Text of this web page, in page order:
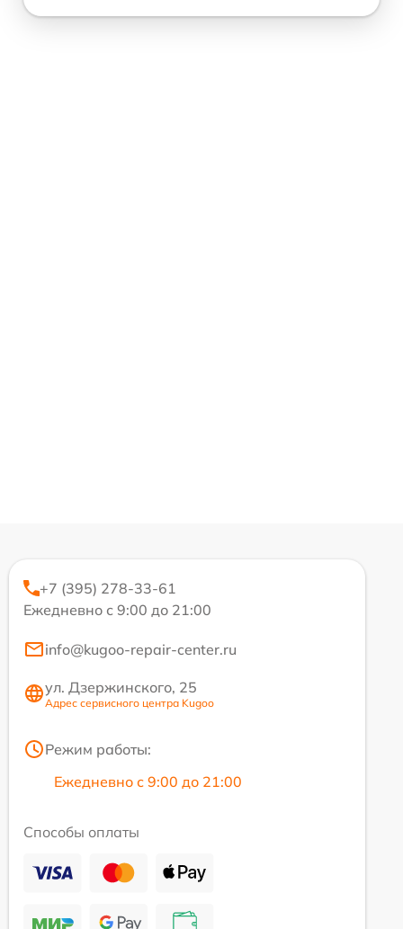
+7 (395) 278-33-61
Ежедневно с 9:00 до 21:00
info@kugoo-repair-center.ru
ул. Дзержинского, 25
Адрес сервисного центра Kugoo
Режим работы:
Ежедневно с 9:00 до 21:00
Способы оплаты